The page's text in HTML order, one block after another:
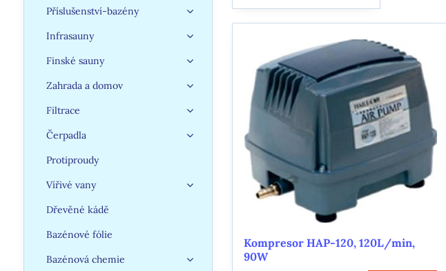
Kompresor HAP-120, 120L/min,
90W
Příslušenství-bazény
Infrasauny
Finské sauny
Zahrada a domov
Filtrace
Čerpadla
Protiproudy
Vířivé vany
Dřevěné kádě
Bazénové fólie
Bazénová chemie